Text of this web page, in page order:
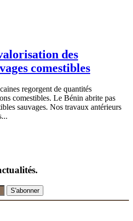
des
comestibles
regorgent de quantités
comestibles. Le Bénin abrite pas
sauvages. Nos travaux antérieurs